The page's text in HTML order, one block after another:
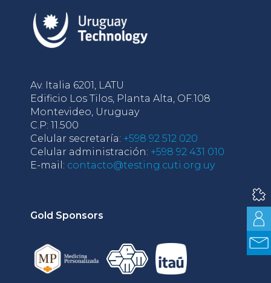
Av. Italia 6201, LATU
Edificio Los Tilos, Planta Alta, OF.108
Montevideo, Uruguay
C.P: 11.500
Celular secretaría: +598 92 512 020
Celular administración: +598 92 431 010
E-mail: contacto@testing.cuti.org.uy
Gold Sponsors